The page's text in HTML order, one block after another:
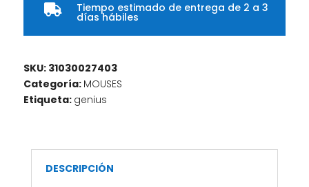
 Tiempo estimado de entrega de 2 a 3
días hábiles
SKU: 31030027403
Categoría: MOUSES
Etiqueta: genius
DESCRIPCIÓN